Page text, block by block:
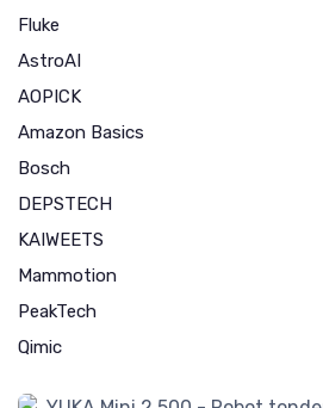
Fluke
AstroAI
AOPICK
Amazon Basics
Bosch
DEPSTECH
KAIWEETS
Mammotion
PeakTech
Qimic